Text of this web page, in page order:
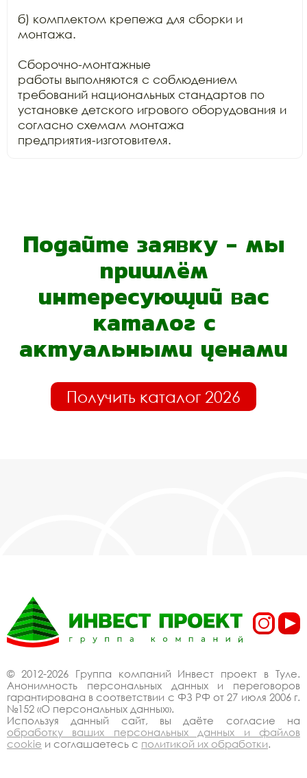
б) комплектом крепежа для сборки и
монтажа.
Сборочно-монтажные
работы выполняются с соблюдением
требований национальных стандартов по
установке детского игрового оборудования и
согласно схемам монтажа
предприятия-изготовителя.
Подайте заявку - мы
пришлём
интересующий вас
каталог с
актуальными ценами
Получить каталог 2026
© 2012-2026 Группа компаний Инвест проект в Туле.
Анонимность персональных данных и переговоров
гарантирована в соответствии с ФЗ РФ от 27 июля 2006 г.
№152 «О персональных данных».
Используя данный сайт, вы даёте согласие на
обработку ваших персональных данных и файлов
cookie и соглашаетесь с политикой их обработки.